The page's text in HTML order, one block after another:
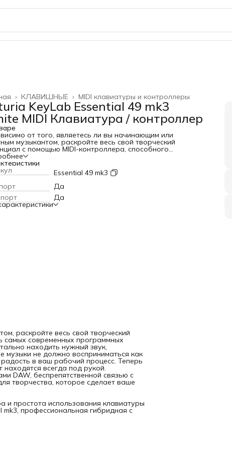
MIDI клавиатуры и контроллеры
КЛАВИШНЫЕ ›
›
KeyLab Essential 49 mk3
MIDI Клавиатура / контроллер
от того, являетесь ли вы начинающим или
музыкантом, раскройте весь свой творческий
с помощью MIDI-контроллера, способного
мощь самых современных программных
и DAW. Интуитивно понятный интерфейс
моментально находить нужный звук, настраивать и
миксом в режиме реального времени. Создание
не должно восприниматься как работа, ARTURIA
Essential 49 mk3 устраняет барьеры и приносит
в ваш рабочий процесс. Теперь ваши любимые
звуки, транспорт DAW и микшерный пульт
Essential 49 mk3
Да
Да
раскройте весь свой творческий
самых современных программных
находить нужный звук,
музыки не должно восприниматься как
в ваш рабочий процесс. Теперь
всегда под рукой.
DAW, беспрепятственной связью с
творчества, которое сделает ваше
и простота использования клавиатуры
профессиональная гибридная с